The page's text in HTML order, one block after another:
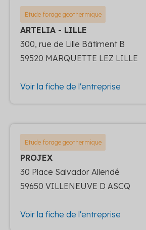
Etude forage geothermique
ARTELIA - LILLE
300, rue de Lille Bâtiment B
59520 MARQUETTE LEZ LILLE
Voir la fiche de l'entreprise
Etude forage geothermique
PROJEX
30 Place Salvador Allendé
59650 VILLENEUVE D ASCQ
Voir la fiche de l'entreprise